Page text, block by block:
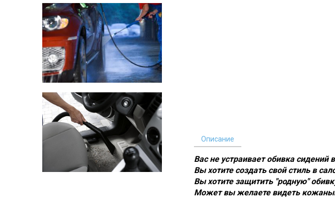
Описание
Вас не устраивает обивка сидений
Вы хотите создать свой стиль в
Вы хотите защитить "родную"
Может вы желаете видеть